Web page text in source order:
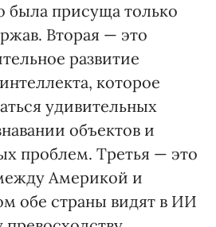
была присуща только
Вторая — это
развитие
которое
удивительных
объектов и
проблем. Третья — это
Америкой и
обе страны видят в ИИ